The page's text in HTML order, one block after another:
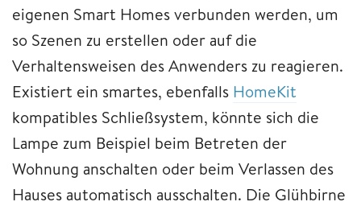
eigenen Smart Homes verbunden werden, um
so Szenen zu erstellen oder auf die
Verhaltensweisen des Anwenders zu reagieren.
Existiert ein smartes, ebenfalls HomeKit
kompatibles Schließsystem, könnte sich die
Lampe zum Beispiel beim Betreten der
Wohnung anschalten oder beim Verlassen des
Hauses automatisch ausschalten. Die Glühbirne